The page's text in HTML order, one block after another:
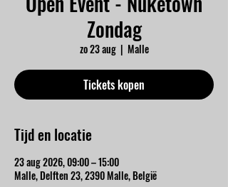
Zondag
zo 23 aug
  |
Malle
Tickets kopen
Tijd en locatie
23 aug 2026, 09:00 – 15:00
Malle, Delften 23, 2390 Malle, België